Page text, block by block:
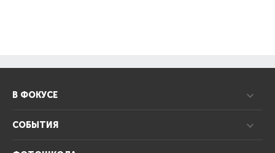
В ФОКУСЕ
СОБЫТИЯ